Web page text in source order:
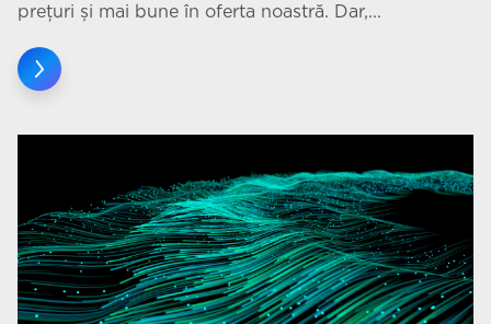
prețuri și mai bune în oferta noastră. Dar,...